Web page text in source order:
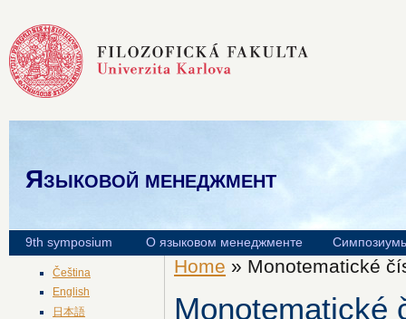
Языковой менеджмент
9th symposium О языковом менеджменте
Čeština
English
日本語
Home » Monotematické
Monotematické